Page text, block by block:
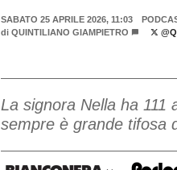
SABATO 25 APRILE 2026, 11:03
di QUINTILIANO GIAMPIETRO
La signora Nella ha 111
sempre è grande tifosa